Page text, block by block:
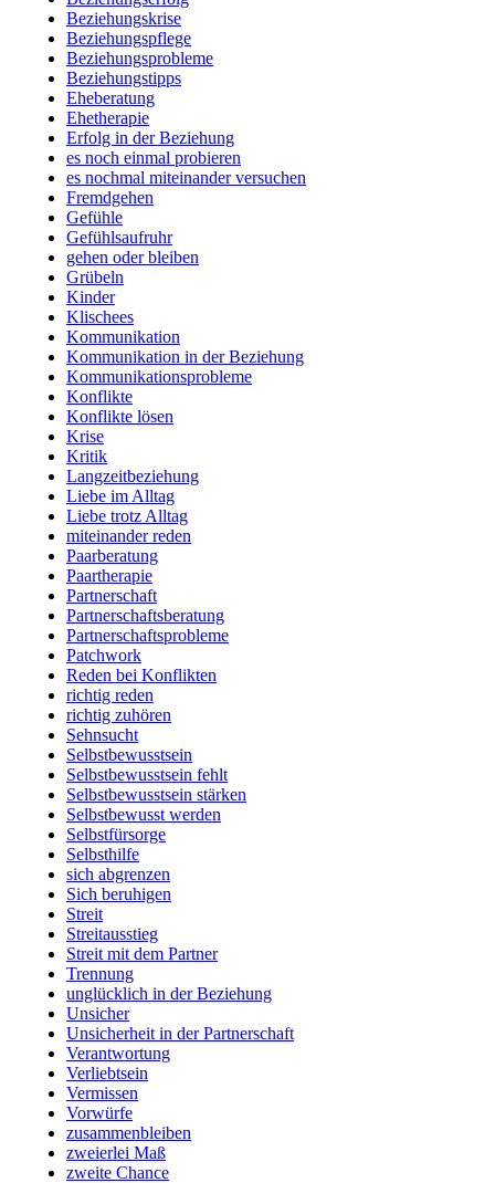
Beziehungskrise
Beziehungspflege
Beziehungsprobleme
Beziehungstipps
Eheberatung
Ehetherapie
Erfolg in der Beziehung
es noch einmal probieren
es nochmal miteinander versuchen
Fremdgehen
Gefühle
Gefühlsaufruhr
gehen oder bleiben
Grübeln
Kinder
Klischees
Kommunikation
Kommunikation in der Beziehung
Kommunikationsprobleme
Konflikte
Konflikte lösen
Krise
Kritik
Langzeitbeziehung
Liebe im Alltag
Liebe trotz Alltag
miteinander reden
Paarberatung
Paartherapie
Partnerschaft
Partnerschaftsberatung
Partnerschaftsprobleme
Patchwork
Reden bei Konflikten
richtig reden
richtig zuhören
Sehnsucht
Selbstbewusstsein
Selbstbewusstsein fehlt
Selbstbewusstsein stärken
Selbstbewusst werden
Selbstfürsorge
Selbsthilfe
sich abgrenzen
Sich beruhigen
Streit
Streitausstieg
Streit mit dem Partner
Trennung
unglücklich in der Beziehung
Unsicher
Unsicherheit in der Partnerschaft
Verantwortung
Verliebtsein
Vermissen
Vorwürfe
zusammenbleiben
zweierlei Maß
zweite Chance